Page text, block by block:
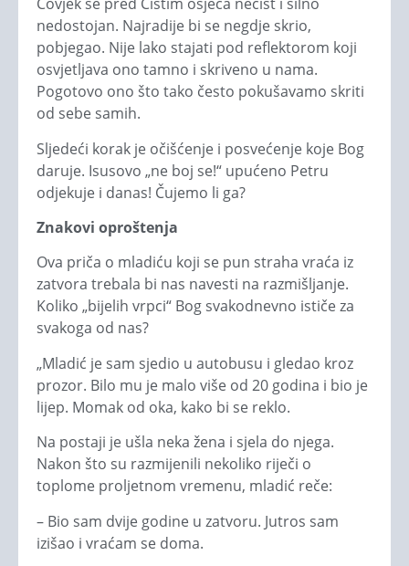
nedostojan. Najradije bi se negdje skrio,
pobjegao. Nije lako stajati pod reflektorom koji
osvjetljava ono tamno i skriveno u nama.
Pogotovo ono što tako često pokušavamo skriti
od sebe samih.
Sljedeći korak je očišćenje i posvećenje koje Bog
daruje. Isusovo „ne boj se!“ upućeno Petru
odjekuje i danas! Čujemo li ga?
Znakovi oproštenja
Ova priča o mladiću koji se pun straha vraća iz
zatvora trebala bi nas navesti na razmišljanje.
Koliko „bijelih vrpci“ Bog svakodnevno ističe za
svakoga od nas?
„Mladić je sam sjedio u autobusu i gledao kroz
prozor. Bilo mu je malo više od 20 godina i bio je
lijep. Momak od oka, kako bi se reklo.
Na postaji je ušla neka žena i sjela do njega.
Nakon što su razmijenili nekoliko riječi o
toplome proljetnom vremenu, mladić reče:
– Bio sam dvije godine u zatvoru. Jutros sam
izišao i vraćam se doma.